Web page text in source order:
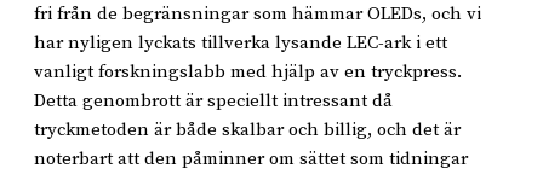
fri från de begränsningar som hämmar OLEDs, och vi
har nyligen lyckats tillverka lysande LEC-ark i ett
vanligt forskningslabb med hjälp av en tryckpress.
Detta genombrott är speciellt intressant då
tryckmetoden är både skalbar och billig, och det är
noterbart att den påminner om sättet som tidningar